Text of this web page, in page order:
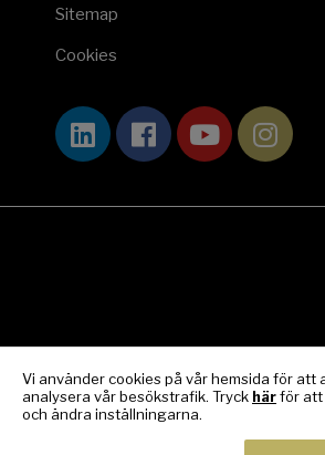
Sitemap
Cookies
Vi använder cookies på vår hemsida för att
analysera vår besökstrafik. Tryck härför att
och ändra inställningarna.